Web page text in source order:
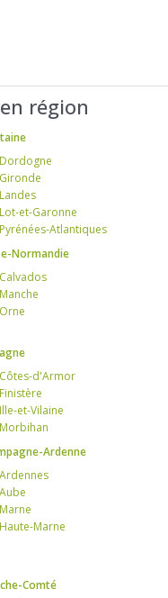
région
et-Garonne
Atlantiques
Normandie
d'Armor
et-Vilaine
Ardenne
Marne
Comté